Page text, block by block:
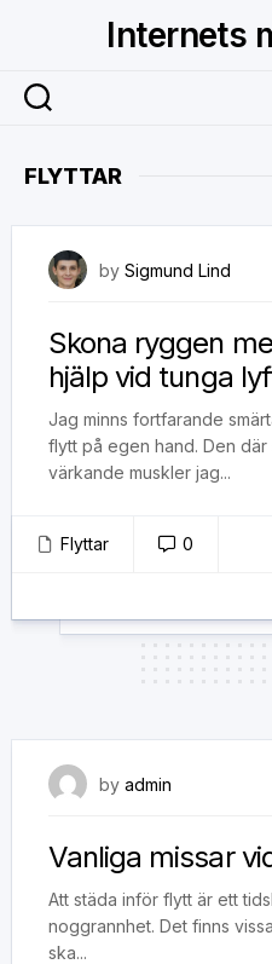
Internets
FLYTTAR
by Sigmund Lind
Skona ryggen
hjälp vid tunga
Jag minns fortfarande
flytt på egen hand. Den
värkande muskler jag...
Flyttar 0
by admin
Vanliga missar
Att städa inför flytt är ett
noggrannhet. Det finns
ska...